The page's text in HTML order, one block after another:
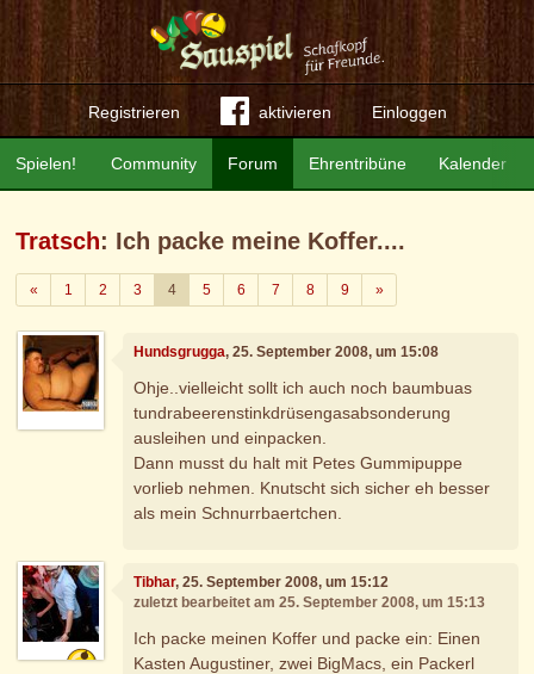
Registrieren aktivieren Einloggen
Community Forum Ehrentribüne Kalender
Spielen!
Tratsch: Ich packe meine Koffer....
«Zurück
1 2 3 4 5 6 7 8 9 »Weiter
Hundsgrugga, 25. September 2008, um 15:08
Ohje..vielleicht sollt ich auch noch baumbuas
tundrabeerenstinkdrüsengasabsonderung
ausleihen und einpacken.
Dann musst du halt mit Petes Gummipuppe
vorlieb nehmen. Knutscht sich sicher eh besser
als mein Schnurrbaertchen.
Tibhar, 25. September 2008, um 15:12
zuletzt bearbeitet am 25. September 2008, um 15:13
Ich packe meinen Koffer und packe ein: Einen
Kasten Augustiner, zwei BigMacs, ein Packerl